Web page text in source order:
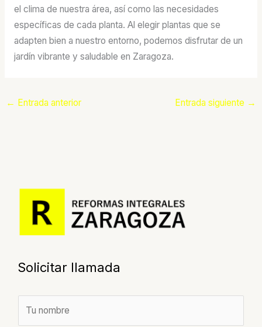
el clima de nuestra área, así como las necesidades
específicas de cada planta. Al elegir plantas que se
adapten bien a nuestro entorno, podemos disfrutar de un
jardín vibrante y saludable en Zaragoza.
← Entrada anterior Entrada siguiente →
Solicitar llamada